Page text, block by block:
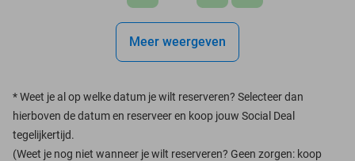
Meer weergeven
*Weet je al op welke datum je wilt reserveren? Selecteer dan
hierboven de datum en reserveer en koop jouw Social Deal
tegelijkertijd.
(Weet je nog niet wanneer je wilt reserveren? Geen zorgen: koop